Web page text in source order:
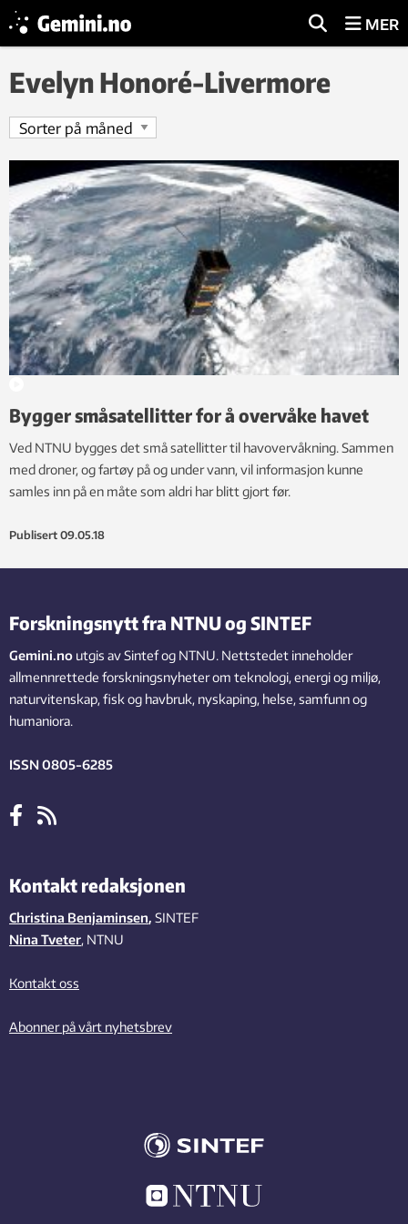
MER
Evelyn Honoré-Livermore
Bygger småsatellitter for å overvåke havet
Ved NTNU bygges det små satellitter til havovervåkning. Sammen
med droner, og fartøy på og under vann, vil informasjon kunne
samles inn på en måte som aldri har blitt gjort før.
Publisert 09.05.18
Forskningsnytt fra NTNU og SINTEF
Gemini.no utgis av Sintef og NTNU. Nettstedet inneholder
allmennrettede forskningsnyheter om teknologi, energi og miljø,
naturvitenskap, fisk og havbruk, nyskaping, helse, samfunn og
humaniora.
ISSN 0805-6285
Kontakt redaksjonen
Christina Benjaminsen, SINTEF
Nina Tveter, NTNU
Kontakt oss
Abonner på vårt nyhetsbrev